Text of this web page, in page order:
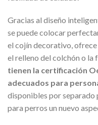
Gracias al diseño
se puede colocar
el cojín decorativo, ofrece
el relleno del colchón o la
tienen la certificación
adecuados para
disponibles por separado
para perros un nuevo